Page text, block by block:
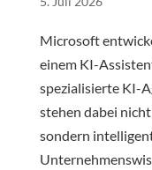
Microsoft
einem KI-
spezialisierte KI-
stehen dabei
sondern